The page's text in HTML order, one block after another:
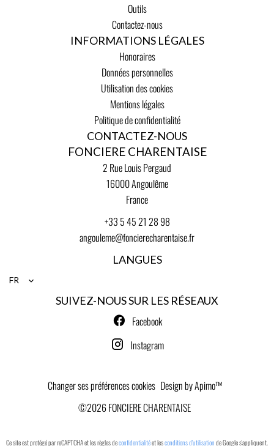
Outils
Contactez-nous
INFORMATIONS LÉGALES
Honoraires
Données personnelles
Utilisation des cookies
Mentions légales
Politique de confidentialité
CONTACTEZ-NOUS
FONCIERE CHARENTAISE
2 Rue Louis Pergaud
16000Angoulême
France
+33 5 45 21 28 98
angouleme@foncierecharentaise.fr
LANGUES
FR
SUIVEZ-NOUS SUR LES RÉSEAUX
Facebook
Instagram
Changer ses préférences cookies Design byApimo™
©2026 FONCIERE CHARENTAISE
Ce site est protégé par reCAPTCHA et les règles deconfidentialitéet lesconditions d'utilisationde Google s'appliquent.